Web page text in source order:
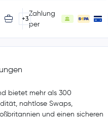
+3
Zahlung
per
bietet mehr als 300
nahtlose Swaps,
und einen sicheren